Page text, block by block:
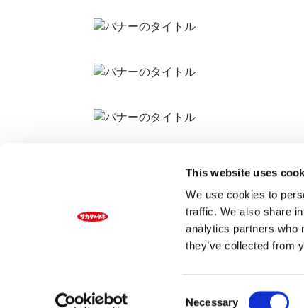
This website uses
We use cookies to
traffic. We also share
analytics partners who
they’ve collected from
Necessary
2025/01/31 00:00 クッキーについて